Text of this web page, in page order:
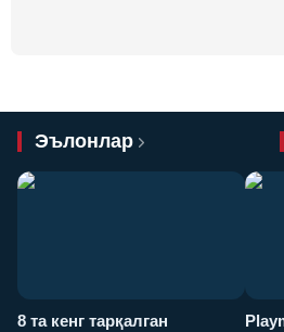
Эълонлар
8 та кенг тарқалган